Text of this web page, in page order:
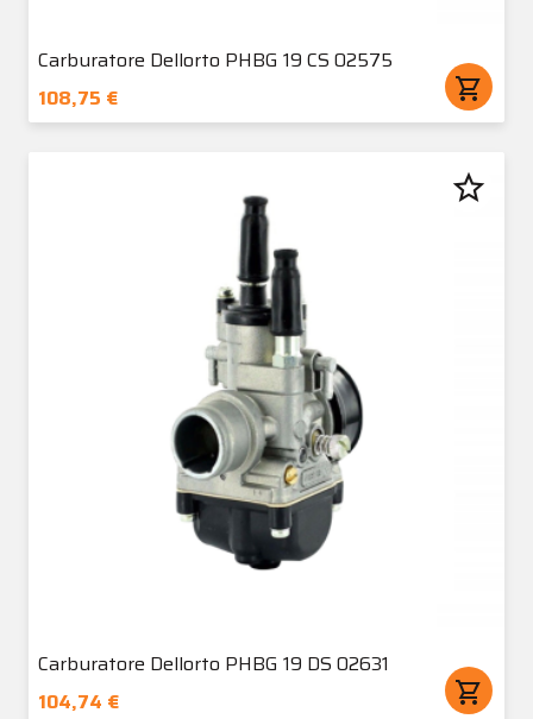
Carburatore Dellorto PHBG 19 CS 02575
108,75 €
shopping_cart
Carburatore Dellorto PHBG 19 DS 02631
104,74 €
shopping_cart
star_border